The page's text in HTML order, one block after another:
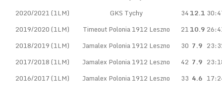
2020/2021 (1LM)
GKS Tychy 3412.1
2019/2020 (1LM)
Timeout Polonia 1912 Leszno 2110.9
2018/2019 (1LM)
Jamalex Polonia 1912 Leszno 30 7.9
2017/2018 (1LM)
Jamalex Polonia 1912 Leszno 42 7.9
2016/2017 (1LM)
Jamalex Polonia 1912 Leszno 33 4.6